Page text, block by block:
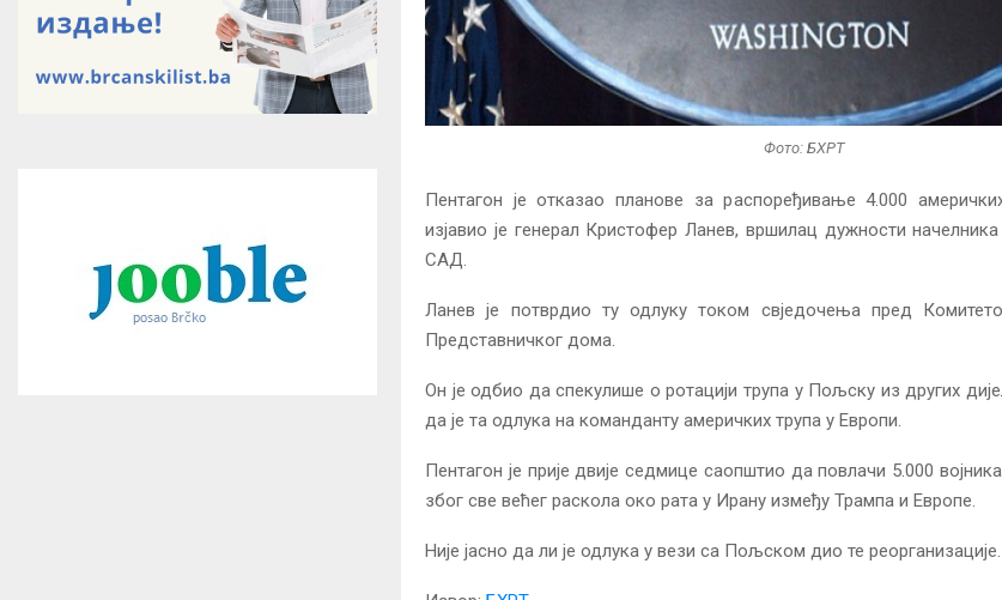
Фото: БХРТ
Пентагон је отказао планове за распоређивање 4.000
изјавио је генерал Кристофер Ланев, вршилац дужности
САД.
Ланев је потврдио ту одлуку током свједочења пред
Представничког дома.
Он је одбио да спекулише о ротацији трупа у Пољску из других
да је та одлука на команданту америчких трупа у Европи.
Пентагон је прије двије седмице саопштио да повлачи 5.000
због све већег раскола око рата у Ирану између Трампа и Европе.
Није јасно да ли је одлука у вези са Пољском дио те реорганизације.